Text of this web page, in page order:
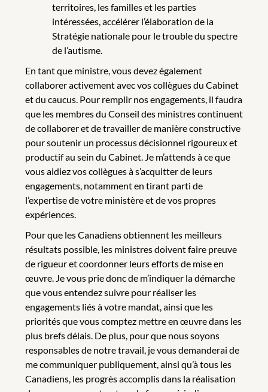
territoires, les familles et les parties
intéressées, accélérer l’élaboration de la
Stratégie nationale pour le trouble du spectre
de l’autisme.
En tant que ministre, vous devez également
collaborer activement avec vos collègues du Cabinet
et du caucus. Pour remplir nos engagements, il faudra
que les membres du Conseil des ministres continuent
de collaborer et de travailler de manière constructive
pour soutenir un processus décisionnel rigoureux et
productif au sein du Cabinet. Je m’attends à ce que
vous aidiez vos collègues à s’acquitter de leurs
engagements, notamment en tirant parti de
l’expertise de votre ministère et de vos propres
expériences.
Pour que les Canadiens obtiennent les meilleurs
résultats possible, les ministres doivent faire preuve
de rigueur et coordonner leurs efforts de mise en
œuvre. Je vous prie donc de m’indiquer la démarche
que vous entendez suivre pour réaliser les
engagements liés à votre mandat, ainsi que les
priorités que vous comptez mettre en œuvre dans les
plus brefs délais. De plus, pour que nous soyons
responsables de notre travail, je vous demanderai de
me communiquer publiquement, ainsi qu’à tous les
Canadiens, les progrès accomplis dans la réalisation